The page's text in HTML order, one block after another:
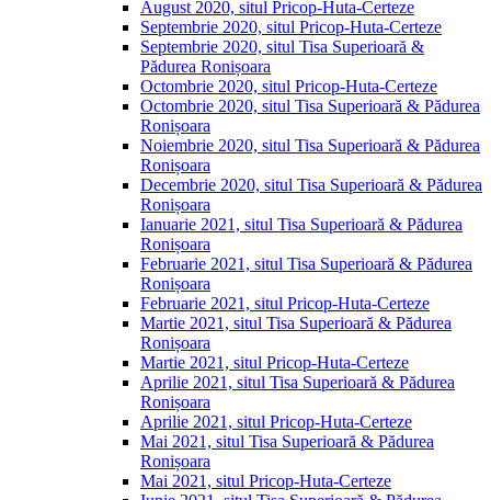
August 2020, situl Pricop-Huta-Certeze
Septembrie 2020, situl Pricop-Huta-Certeze
Septembrie 2020, situl Tisa Superioară &
Pădurea Ronișoara
Octombrie 2020, situl Pricop-Huta-Certeze
Octombrie 2020, situl Tisa Superioară & Pădurea
Ronișoara
Noiembrie 2020, situl Tisa Superioară & Pădurea
Ronișoara
Decembrie 2020, situl Tisa Superioară & Pădurea
Ronișoara
Ianuarie 2021, situl Tisa Superioară & Pădurea
Ronișoara
Februarie 2021, situl Tisa Superioară & Pădurea
Ronișoara
Februarie 2021, situl Pricop-Huta-Certeze
Martie 2021, situl Tisa Superioară & Pădurea
Ronișoara
Martie 2021, situl Pricop-Huta-Certeze
Aprilie 2021, situl Tisa Superioară & Pădurea
Ronișoara
Aprilie 2021, situl Pricop-Huta-Certeze
Mai 2021, situl Tisa Superioară & Pădurea
Ronișoara
Mai 2021, situl Pricop-Huta-Certeze